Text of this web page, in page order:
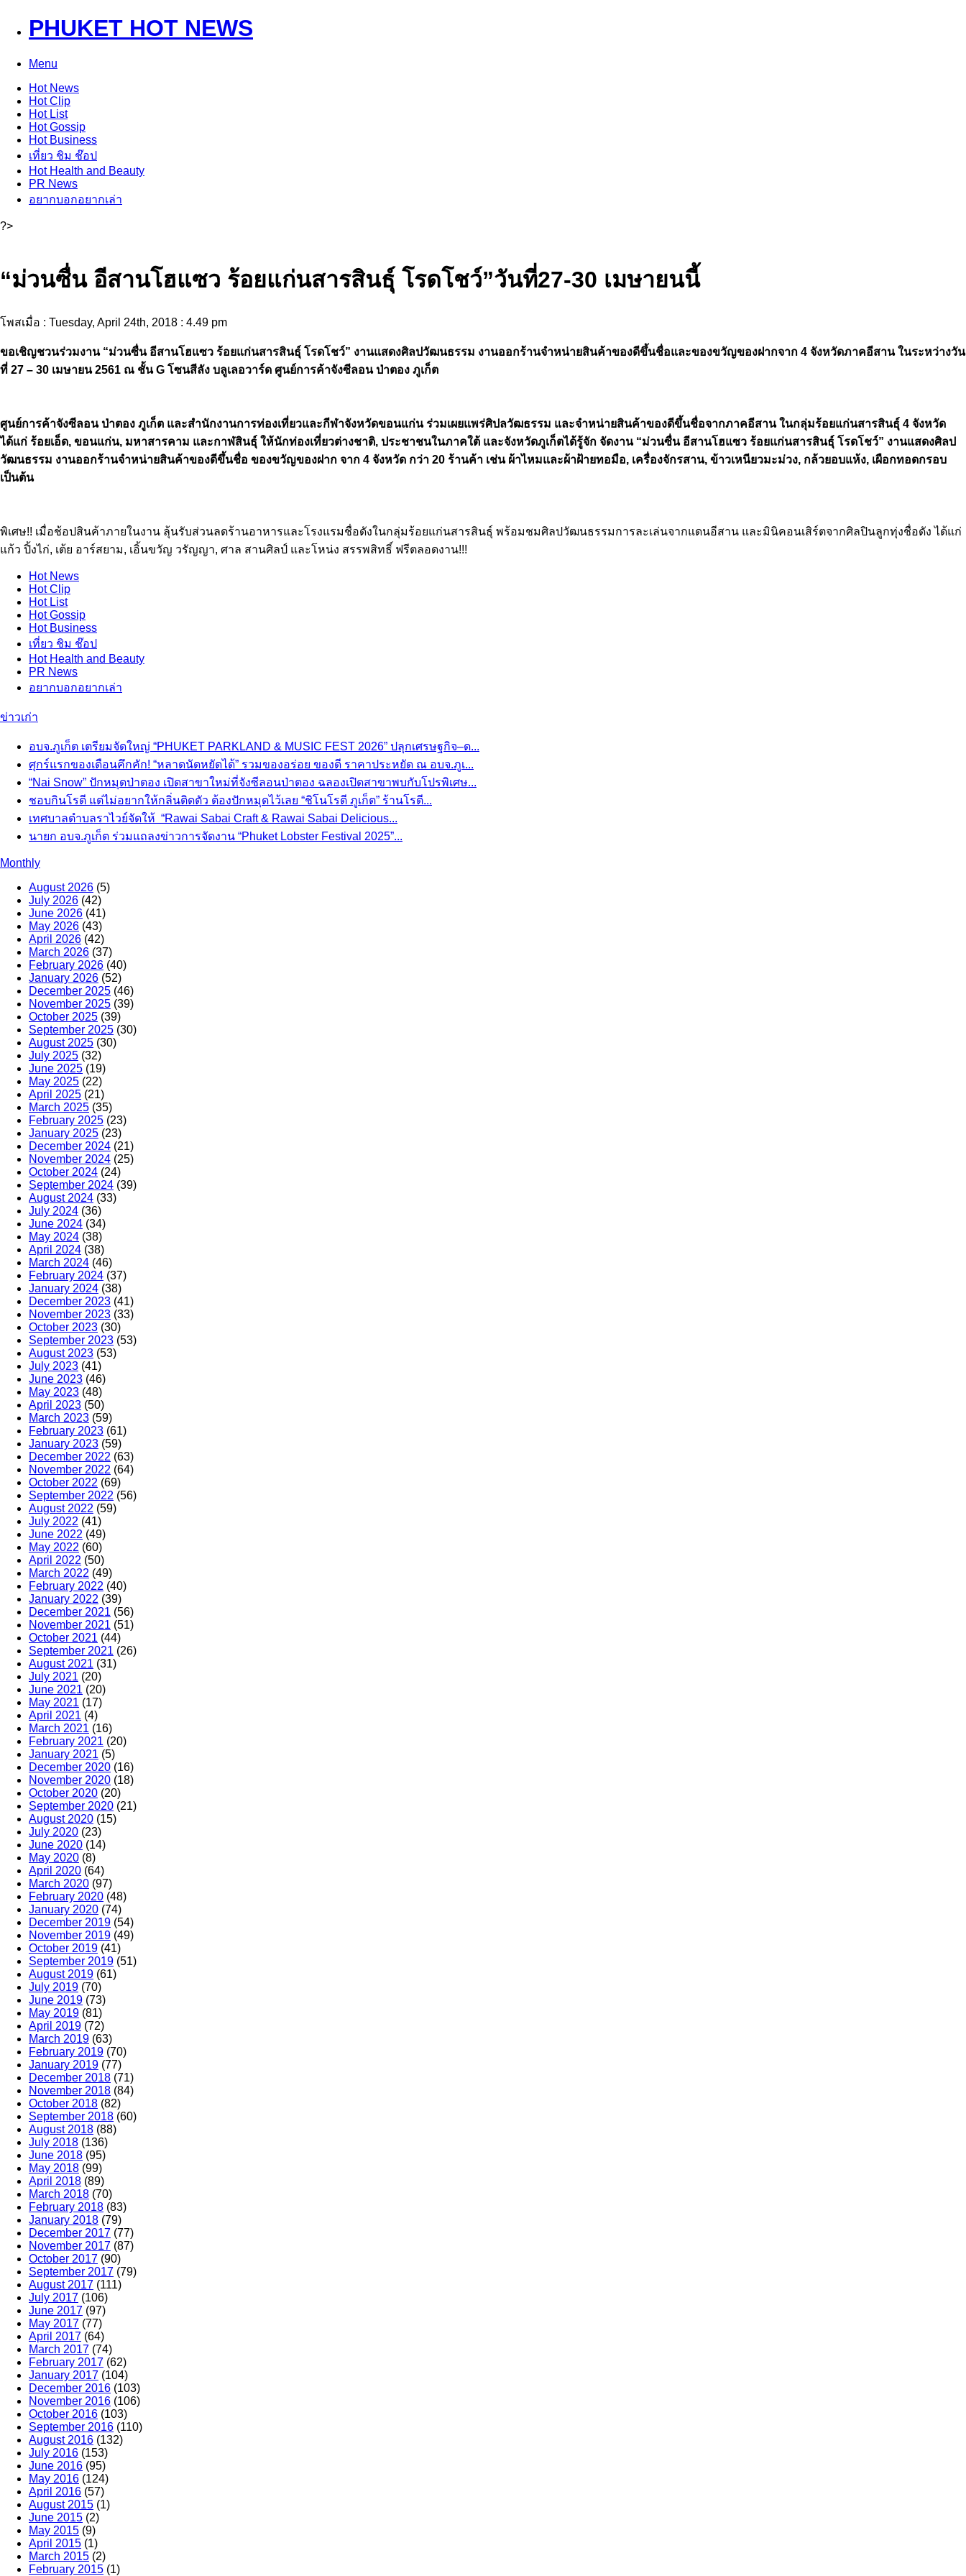
PHUKET HOT NEWS
Menu
HotNews
HotClip
HotList
HotGossip
HotBusiness
เที่ยว ชิม ช๊อป
HotHealth and Beauty
PR News
อยากบอกอยากเล่า
?>
“ม่วนซื่น อีสานโฮแซว ร้อยแก่นสารสินธุ์ โรดโชว์”วันที่27-30 เมษายนนี้
โพสเมื่อ : Tuesday, April 24th, 2018 : 4.49 pm
ขอเชิญชวนร่วมงาน “ม่วนซื่น อีสานโฮแซว ร้อยแก่นสารสินธุ์ โรดโชว์” งานแสดงศิลปวัฒนธรรม งานออกร้านจำหน่ายสินค้าของดีขึ้นชื่อและของขวัญของฝากจาก 4 จังหวัดภาคอีสาน ในระหว่างวัน
ที่ 27 – 30 เมษายน 2561 ณ ชั้น G โซนสีลัง บลูเลอวาร์ด ศูนย์การค้าจังซีลอน ป่าตอง ภูเก็ต
ศูนย์การค้าจังซีลอน ป่าตอง ภูเก็ต และสำนักงานการท่องเที่ยวและกีฬาจังหวัดขอนแก่น ร่วมเผยแพร่ศิปลวัฒธรรม และจำหน่ายสินค้าของดีขึ้นชื่อจากภาคอีสาน ในกลุ่มร้อยแก่นสารสินธุ์ 4 จังหวัด
ได้แก่ ร้อยเอ็ด, ขอนแก่น, มหาสารคาม และกาฬสินธุ์ ให้นักท่องเที่ยวต่างชาติ, ประชาชนในภาคใต้ และจังหวัดภูเก็ตได้รู้จัก จัดงาน “ม่วนซื่น อีสานโฮแซว ร้อยแก่นสารสินธุ์ โรดโชว์” งานแสดงศิลป
วัฒนธรรม งานออกร้านจำหน่ายสินค้าของดีขึ้นชื่อ ของขวัญของฝาก จาก 4 จังหวัด กว่า 20 ร้านค้า เช่น ผ้าไหมและผ้าฝ้ายทอมือ, เครื่องจักรสาน, ข้าวเหนียวมะม่วง, กล้วยอบแห้ง, เผือกทอดกรอบ
เป็นต้น
พิเศษ!! เมื่อช้อปสินค้าภายในงาน ลุ้นรับส่วนลดร้านอาหารและโรงแรมชื่อดังในกลุ่มร้อยแก่นสารสินธุ์ พร้อมชมศิลปวัฒนธรรมการละเล่นจากแดนอีสาน และมินิคอนเสิร์ตจากศิลปินลูกทุ่งชื่อดัง ได้แก่
แก้ว ปิ้งไก่, เต้ย อาร์สยาม, เอิ้นขวัญ วรัญญา, ศาล สานศิลป์ และโหน่ง สรรพสิทธิ์ ฟรีตลอดงาน!!!
HotNews
HotClip
HotList
HotGossip
HotBusiness
เที่ยว ชิม ช๊อป
HotHealth and Beauty
PR News
อยากบอกอยากเล่า
ข่าวเก่า
อบจ.ภูเก็ต เตรียมจัดใหญ่ “PHUKET PARKLAND & MUSIC FEST 2026” ปลุกเศรษฐกิจ–ด...
ศุกร์แรกของเดือนคึกคัก! “หลาดนัดหยัดได้” รวมของอร่อย ของดี ราคาประหยัด ณ อบจ.ภูเ...
“Nai Snow” ปักหมุดป่าตอง เปิดสาขาใหม่ที่จังซีลอนป่าตอง ฉลองเปิดสาขาพบกับโปรพิเศษ...
ชอบกินโรตี แต่ไม่อยากให้กลิ่นติดตัว ต้องปักหมุดไว้เลย “ชิโนโรตี ภูเก็ต” ร้านโรตี...
เทศบาลตำบลราไวย์จัดให้ “Rawai Sabai Craft & Rawai Sabai Delicious...
นายก อบจ.ภูเก็ต ร่วมแถลงข่าวการจัดงาน “Phuket Lobster Festival 2025”...
Monthly
August 2026 (5)
July 2026 (42)
June 2026 (41)
May 2026 (43)
April 2026 (42)
March 2026 (37)
February 2026 (40)
January 2026 (52)
December 2025 (46)
November 2025 (39)
October 2025 (39)
September 2025 (30)
August 2025 (30)
July 2025 (32)
June 2025 (19)
May 2025 (22)
April 2025 (21)
March 2025 (35)
February 2025 (23)
January 2025 (23)
December 2024 (21)
November 2024 (25)
October 2024 (24)
September 2024 (39)
August 2024 (33)
July 2024 (36)
June 2024 (34)
May 2024 (38)
April 2024 (38)
March 2024 (46)
February 2024 (37)
January 2024 (38)
December 2023 (41)
November 2023 (33)
October 2023 (30)
September 2023 (53)
August 2023 (53)
July 2023 (41)
June 2023 (46)
May 2023 (48)
April 2023 (50)
March 2023 (59)
February 2023 (61)
January 2023 (59)
December 2022 (63)
November 2022 (64)
October 2022 (69)
September 2022 (56)
August 2022 (59)
July 2022 (41)
June 2022 (49)
May 2022 (60)
April 2022 (50)
March 2022 (49)
February 2022 (40)
January 2022 (39)
December 2021 (56)
November 2021 (51)
October 2021 (44)
September 2021 (26)
August 2021 (31)
July 2021 (20)
June 2021 (20)
May 2021 (17)
April 2021 (4)
March 2021 (16)
February 2021 (20)
January 2021 (5)
December 2020 (16)
November 2020 (18)
October 2020 (20)
September 2020 (21)
August 2020 (15)
July 2020 (23)
June 2020 (14)
May 2020 (8)
April 2020 (64)
March 2020 (97)
February 2020 (48)
January 2020 (74)
December 2019 (54)
November 2019 (49)
October 2019 (41)
September 2019 (51)
August 2019 (61)
July 2019 (70)
June 2019 (73)
May 2019 (81)
April 2019 (72)
March 2019 (63)
February 2019 (70)
January 2019 (77)
December 2018 (71)
November 2018 (84)
October 2018 (82)
September 2018 (60)
August 2018 (88)
July 2018 (136)
June 2018 (95)
May 2018 (99)
April 2018 (89)
March 2018 (70)
February 2018 (83)
January 2018 (79)
December 2017 (77)
November 2017 (87)
October 2017 (90)
September 2017 (79)
August 2017 (111)
July 2017 (106)
June 2017 (97)
May 2017 (77)
April 2017 (64)
March 2017 (74)
February 2017 (62)
January 2017 (104)
December 2016 (103)
November 2016 (106)
October 2016 (103)
September 2016 (110)
August 2016 (132)
July 2016 (153)
June 2016 (95)
May 2016 (124)
April 2016 (57)
August 2015 (1)
June 2015 (2)
May 2015 (9)
April 2015 (1)
March 2015 (2)
February 2015 (1)